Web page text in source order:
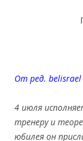
От ред. belisrael
4 июля
тренеру и
юбилея он